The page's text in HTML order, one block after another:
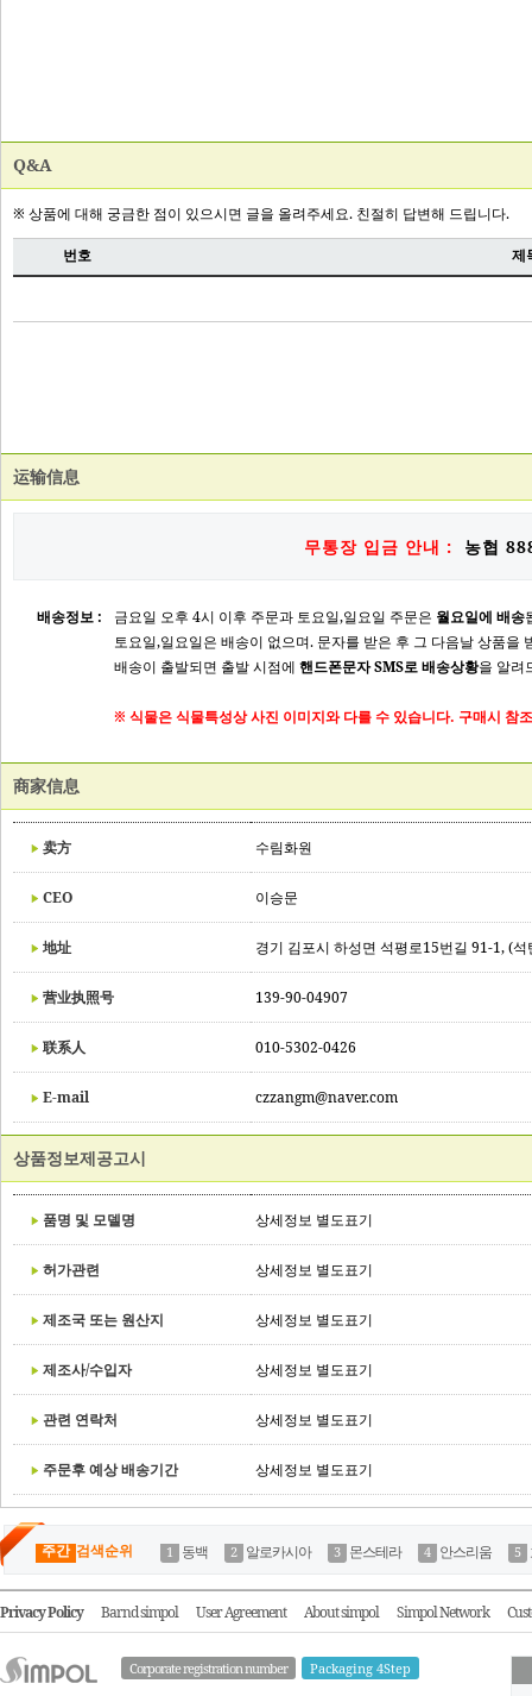
Q&A
运输信息
무통장 입금 안내 : 농협
배송정보 : 금요일 오후 4시 이후 주문과 토요일,일요일 주문은 월요일에 배송
토요일,일요일은 배송이 없으며. 문자를 받은 후 그 다음날 상품을
배송이 출발되면 출발 시점에 핸드폰문자 SMS로 배송상황을 알려
※ 식물은 식물특성상 사진 이미지와 다를 수 있습니다. 구매시 참
商家信息
卖方 수림화원
CEO 이승문
地址 경기 김포시 하성면 석평로15번길 91-1, (석
营业执照号 139-90-04907
联系人 010-5302-0426
E-mail czzangm@naver.com
상품정보제공고시
품명 및 모델명 상세정보 별도표기
허가관련 상세정보 별도표기
제조국 또는 원산지 상세정보 별도표기
제조사/수입자 상세정보 별도표기
관련 연락처 상세정보 별도표기
주문후 예상 배송기간 상세정보 별도표기
주간 검색순위 동백 알로카시아 몬스테라 안스리움
Privacy Policy Barnd simpol User Agreement About simpol Simpol Network
Corporate registration number Packaging 4Step